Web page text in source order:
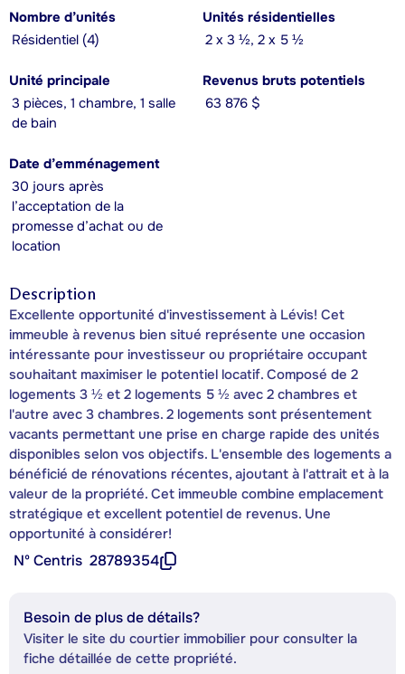
Nombre d’unités
Résidentiel (4)
Unités résidentielles
2 x 3 ½, 2 x 5 ½
Unité principale
3 pièces, 1 chambre, 1 salle
de bain
Revenus bruts potentiels
63 876 $
Date d’emménagement
30 jours après
l’acceptation de la
promesse d’achat ou de
location
Description
Excellente opportunité d'investissement à Lévis! Cet
immeuble à revenus bien situé représente une occasion
intéressante pour investisseur ou propriétaire occupant
souhaitant maximiser le potentiel locatif. Composé de 2
logements 3 ½ et 2 logements 5 ½ avec 2 chambres et
l'autre avec 3 chambres. 2 logements sont présentement
vacants permettant une prise en charge rapide des unités
disponibles selon vos objectifs. L'ensemble des logements a
bénéficié de rénovations récentes, ajoutant à l'attrait et à la
valeur de la propriété. Cet immeuble combine emplacement
stratégique et excellent potentiel de revenus. Une
opportunité à considérer!
Nº Centris 28789354
Besoin de plus de détails?
Visiter le site du courtier immobilier pour consulter la
fiche détaillée de cette propriété.